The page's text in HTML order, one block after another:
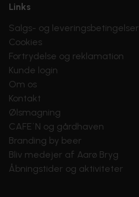
Links
Salgs- og leveringsbetingelser
Cookies
Fortrydelse og reklamation
Kunde login
Om os
Kontakt
Ølsmagning
CAFE´N og gårdhaven
Branding by beer
Bliv medejer af Aarø Bryg
Åbningstider og aktiviteter